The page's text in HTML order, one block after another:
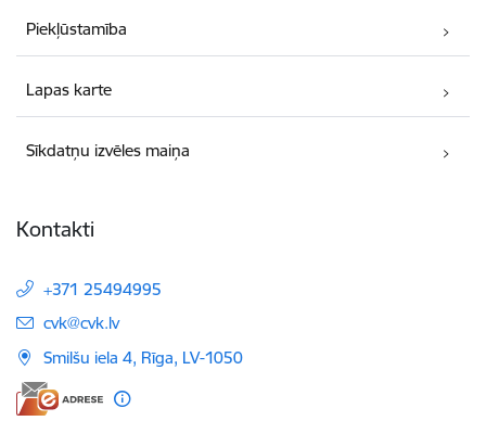
Piekļūstamība
Lapas karte
Sīkdatņu izvēles maiņa
Kontakti
+371 25494995
E-pasts:
cvk@cvk.lv
Smilšu iela 4, Rīga, LV-1050